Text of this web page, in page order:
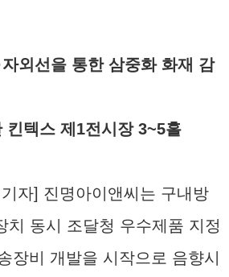
외선을 통한 삼중화 화재 감
킨텍스 제1전시장 3~5홀
자] 진명아이앤씨는 구내방
치 동시 조달청 우수제품 지정
장비 개발을 시작으로 음향시